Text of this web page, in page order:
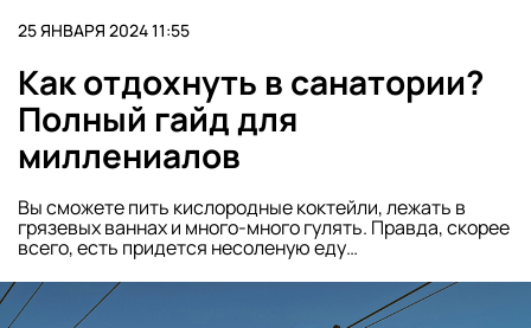
25 ЯНВАРЯ 2024 11:55
Как отдохнуть в санатории?
Полный гайд для
миллениалов
Вы сможете пить кислородные коктейли, лежать в
грязевых ваннах и много-много гулять. Правда, скорее
всего, есть придется несоленую еду…